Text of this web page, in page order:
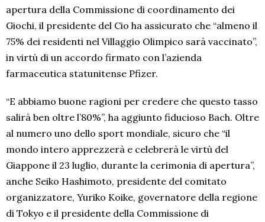
apertura della Commissione di coordinamento dei
Giochi, il presidente del Cio ha assicurato che “almeno il
75% dei residenti nel Villaggio Olimpico sarà vaccinato”,
in virtù di un accordo firmato con l’azienda
farmaceutica statunitense Pfizer.
“E abbiamo buone ragioni per credere che questo tasso
salirà ben oltre l’80%”, ha aggiunto fiducioso Bach. Oltre
al numero uno dello sport mondiale, sicuro che “il
mondo intero apprezzerà e celebrerà le virtù del
Giappone il 23 luglio, durante la cerimonia di apertura”,
anche Seiko Hashimoto, presidente del comitato
organizzatore, Yuriko Koike, governatore della regione
di Tokyo e il presidente della Commissione di